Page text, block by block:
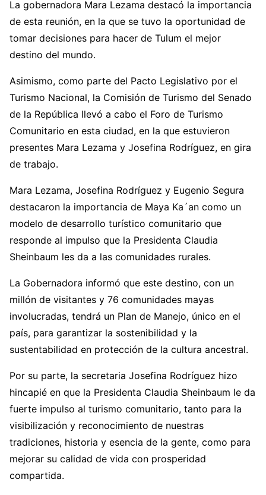
La gobernadora Mara Lezama destacó la importancia
de esta reunión, en la que se tuvo la oportunidad de
tomar decisiones para hacer de Tulum el mejor
destino del mundo.
Asimismo, como parte del Pacto Legislativo por el
Turismo Nacional, la Comisión de Turismo del Senado
de la República llevó a cabo el Foro de Turismo
Comunitario en esta ciudad, en la que estuvieron
presentes Mara Lezama y Josefina Rodríguez, en gira
de trabajo.
Mara Lezama, Josefina Rodríguez y Eugenio Segura
destacaron la importancia de Maya Ka´an como un
modelo de desarrollo turístico comunitario que
responde al impulso que la Presidenta Claudia
Sheinbaum les da a las comunidades rurales.
La Gobernadora informó que este destino, con un
millón de visitantes y 76 comunidades mayas
involucradas, tendrá un Plan de Manejo, único en el
país, para garantizar la sostenibilidad y la
sustentabilidad en protección de la cultura ancestral.
Por su parte, la secretaria Josefina Rodríguez hizo
hincapié en que la Presidenta Claudia Sheinbaum le da
fuerte impulso al turismo comunitario, tanto para la
visibilización y reconocimiento de nuestras
tradiciones, historia y esencia de la gente, como para
mejorar su calidad de vida con prosperidad
compartida.